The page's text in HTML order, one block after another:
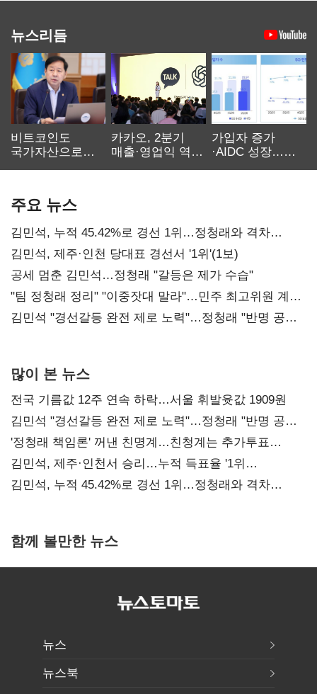
뉴스리듬
비트코인도
국가자산으로…'
카카오, 2분기
매출·영업익 역대
가입자 증가
·AIDC 성장…
주요 뉴스
김민석, 누적 45.42%로 경선 1위…정청래와 격차
0.86%p(2보)
김민석, 제주·인천 당대표 경선서 '1위'(1보)
공세 멈춘 김민석…정청래 "갈등은 제가 수습"
"팀 정청래 정리" "이중잣대 말라"…민주 최고위원 계파
다툼 격화
김민석 "경선갈등 완전 제로 노력"…정청래 "반명 공세
많이 본 뉴스
전국 기름값 12주 연속 하락…서울 휘발윳값 1909원
김민석 "경선갈등 완전 제로 노력"…정청래 "반명 공세
사과부터"
'정청래 책임론' 꺼낸 친명계…친청계는 추가투표
때리기
김민석, 제주·인천서 승리…누적 득표율 '1위
탈환'(종합)
김민석, 누적 45.42%로 경선 1위…정청래와 격차
함께 볼만한 뉴스
뉴스
뉴스북